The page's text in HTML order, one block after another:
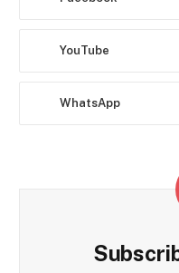
YouTube
WhatsApp